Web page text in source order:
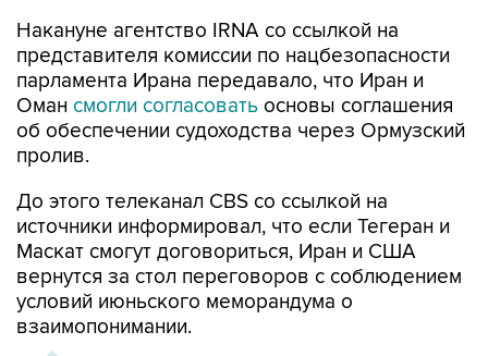
Накануне агентство IRNA со ссылкой на
представителя комиссии по нацбезопасности
парламента Ирана передавало, что Иран и
Оман смогли согласовать основы соглашения
об обеспечении судоходства через Ормузский
пролив.
До этого телеканал CBS со ссылкой на
источники информировал, что если Тегеран и
Маскат смогут договориться, Иран и США
вернутся за стол переговоров с соблюдением
условий июньского меморандума о
взаимопонимании.